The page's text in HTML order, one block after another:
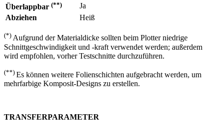
Überlappbar (**)
Ja
Abziehen
Heiß
(*) Aufgrund der Materialdicke sollten beim Plotter niedrige
Schnittgeschwindigkeit und -kraft verwendet werden; außerdem
wird empfohlen, vorher Testschnitte durchzuführen.
(**) Es können weitere Folienschichten aufgebracht werden, um
mehrfarbige Komposit-Designs zu erstellen.
TRANSFERPARAMETER